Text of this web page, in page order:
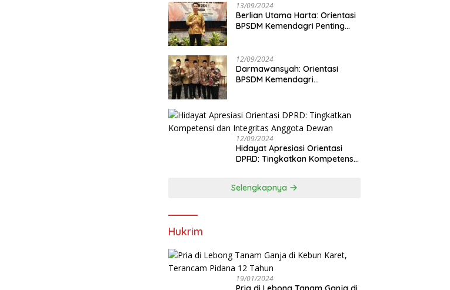
13/09/2024
Berlian Utama Harta: Orientasi
BPSDM Kemendagri Penting
12/09/2024
Darmawansyah: Orientasi
BPSDM Kemendagri
12/09/2024
Hidayat Apresiasi Orientasi
DPRD: Tingkatkan Kompetensi
Selengkapnya
Hukrim
19/01/2024